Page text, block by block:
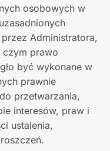
osobowych w
Administratora,
prawo
być wykonane w
prawnie
przetwarzania,
interesów, praw i
ustalenia,